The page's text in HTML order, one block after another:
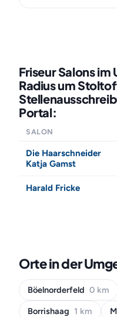
Friseur Salons im
Radius um
Portal:
SALON
Die Haarschneider
Katja Gamst
Harald Fricke
Orte in der
Böelnorderfeld 0 km
Borrishaag 1 km